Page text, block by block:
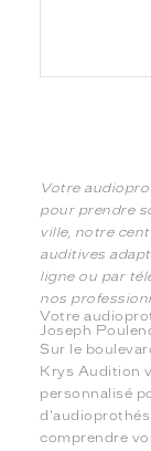
Votre
pour prendre
ville, notre
auditives
ligne ou par
nos
Votre
Joseph
Sur le
Krys Audition
personnalisé
comprendre